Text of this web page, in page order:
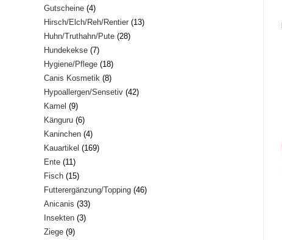
Produkte
Gutscheine 44
Produkte
Hirsch/Elch/Reh/Rentier 1313
Huhn/Truthahn/Pute 2828
Hundekekse 77
Produkte
Hygiene/Pflege 1818
Produkte
Canis Kosmetik 88
Produkte
Hypoallergen/Sensetiv 4242
Kamel 99
Produkte
Känguru 66
Produkte
Kaninchen 44
Produkte
Kauartikel 169169
Ente 1111
Produkte
Fisch 1515
Produkte
Futterergänzung/Topping 4646
Anicanis 3333
Insekten 33
Ziege 99